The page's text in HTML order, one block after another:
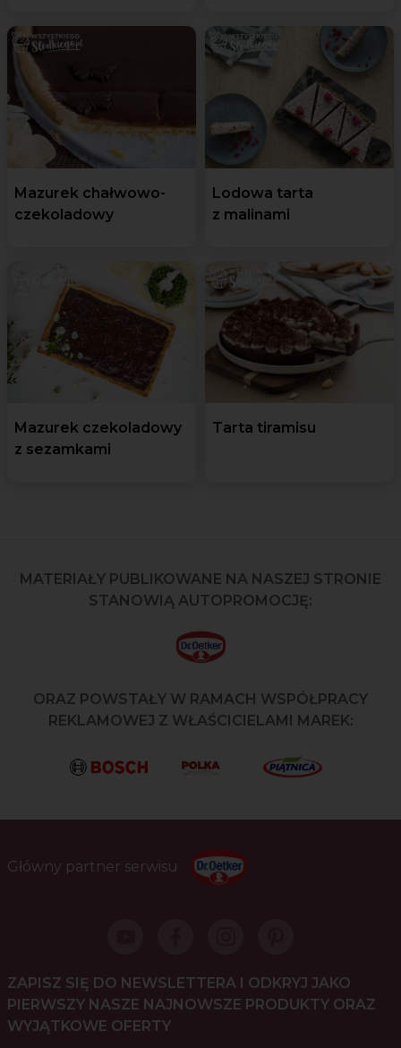
Mazurek chałwowo-
czekoladowy
Lodowa tarta
z malinami
Mazurek czekoladowy
z sezamkami
Tarta tiramisu
MATERIAŁY PUBLIKOWANE NA NASZEJ STRONIE
STANOWIĄ AUTOPROMOCJĘ:
ORAZ POWSTAŁY W RAMACH WSPÓŁPRACY
REKLAMOWEJ Z WŁAŚCICIELAMI MAREK:
Główny partner serwisu
ZAPISZ SIĘ DO NEWSLETTERA I ODKRYJ JAKO
PIERWSZY NASZE NAJNOWSZE PRODUKTY ORAZ
WYJĄTKOWE OFERTY